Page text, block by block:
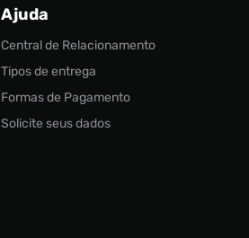
Ajuda
Central de Relacionamento
Tipos de entrega
Formas de Pagamento
Solicite seus dados